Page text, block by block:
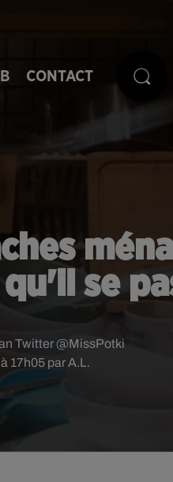
CONTACT
se
17h05 par A.L.
Twitter @MissPotki